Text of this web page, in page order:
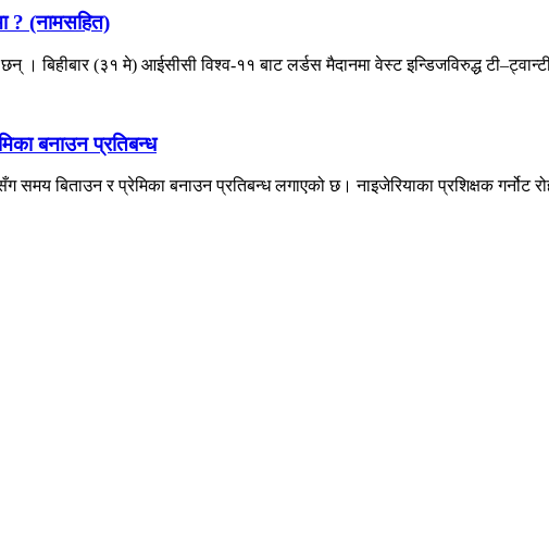
? (नामसहित)
बिहीबार (३१ मे) आईसीसी विश्व-११ बाट लर्डस मैदानमा वेस्ट इन्डिजविरुद्ध
बनाउन प्रतिबन्ध
बिताउन र प्रेमिका बनाउन प्रतिबन्ध लगाएको छ। नाइजेरियाका प्रशिक्षक गर्नोट